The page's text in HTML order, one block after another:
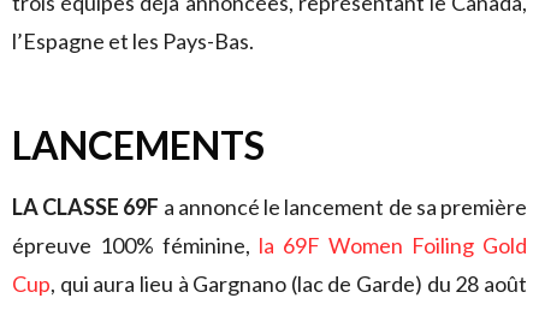
l’Espagne et les Pays-Bas.
LANCEMENTS
LA CLASSE 69F a annoncé le lancement de sa première
épreuve 100% féminine, la 69F Women Foiling Gold
Cup, qui aura lieu à Gargnano (lac de Garde) du 28 août